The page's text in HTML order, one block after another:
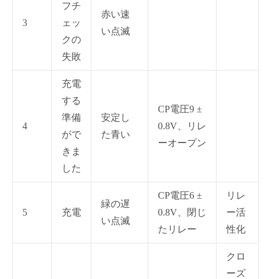
3
フチ
ェッ
クの
失敗
赤い速
い点滅
4
充電
する
準備
がで
きま
した
安定し
た青い
CP電圧9 ±
0.8V、リレ
ーオープン
5 充電
緑の遅
い点滅
CP電圧6 ±
0.8V、閉じ
たリレー
リレ
ー活
性化
クロ
ーズ